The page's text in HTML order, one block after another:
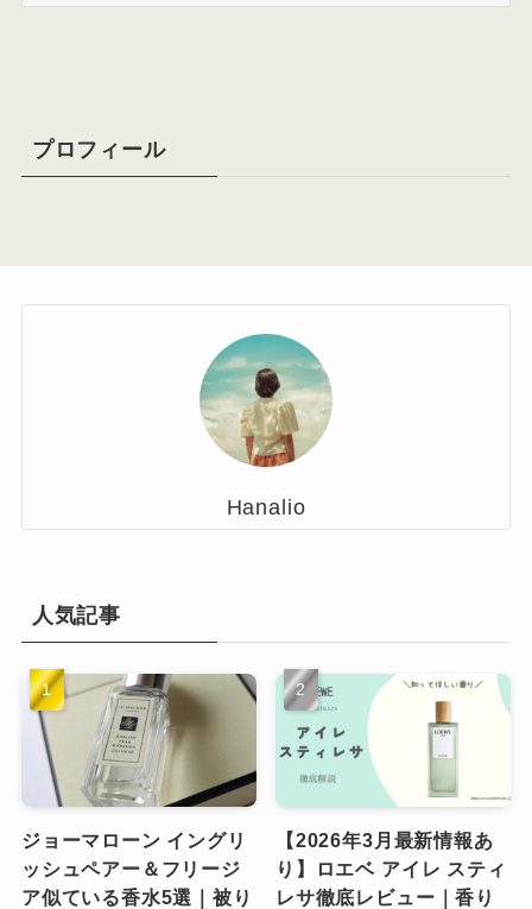
プロフィール
Hanalio
人気記事
ジョーマローン イングリ
ッシュペアー＆フリージ
ア似ている香水5選｜被り
【2026年3月最新情報あ
り】ロエベ アイレ スティ
レサ徹底レビュー｜香り